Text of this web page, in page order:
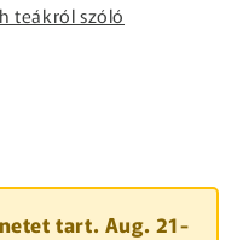
teákról szóló
tart. Aug. 21-